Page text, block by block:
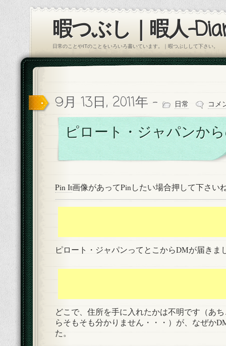
暇つぶし｜暇人-
日常のことやITのことをいろいろ書いています。｜暇つぶしして下さい。
9月 13日, 2011年 - 日常 コメ
ピロート・ジャパンか
Pin It画像があってPinしたい場合押して下さい
ピロート・ジャパンってとこからDMが届きま
どこで、住所を手に入れたかは不明です（あ
らそもそも分かりません・・・）が、なぜか
た。